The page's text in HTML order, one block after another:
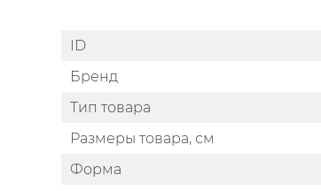
ID
Бренд
Тип товара
Размеры товара, см
Форма